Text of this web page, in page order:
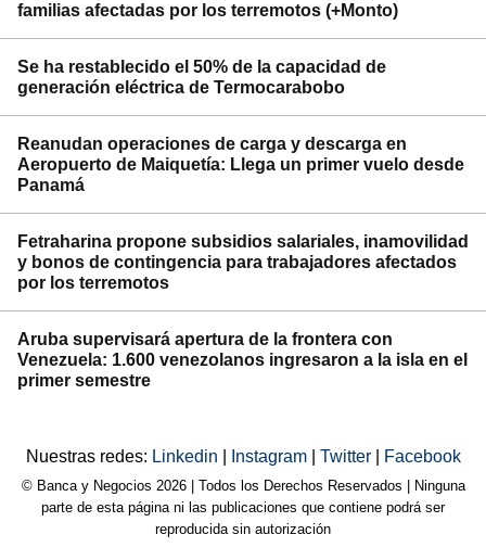
familias afectadas por los terremotos (+Monto)
Se ha restablecido el 50% de la capacidad de
generación eléctrica de Termocarabobo
Reanudan operaciones de carga y descarga en
Aeropuerto de Maiquetía: Llega un primer vuelo desde
Panamá
Fetraharina propone subsidios salariales, inamovilidad
y bonos de contingencia para trabajadores afectados
por los terremotos
Aruba supervisará apertura de la frontera con
Venezuela: 1.600 venezolanos ingresaron a la isla en el
primer semestre
Nuestras redes: Linkedin Instagram Twitter Facebook
© Banca y Negocios 2026 | Todos los Derechos Reservados | Ninguna
parte de esta página ni las publicaciones que contiene podrá ser
reproducida sin autorización